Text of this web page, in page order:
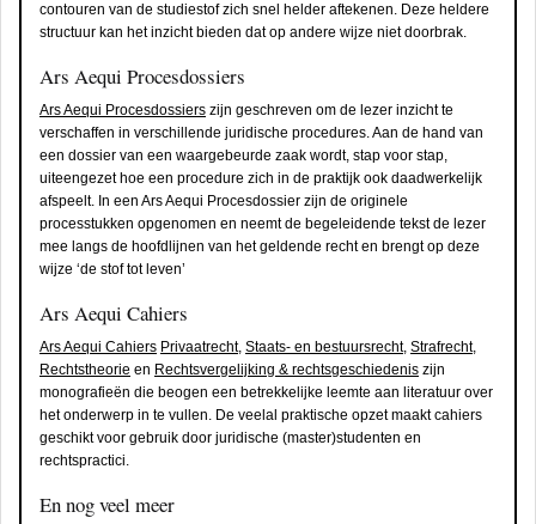
contouren van de studiestof zich snel helder aftekenen. Deze heldere
structuur kan het inzicht bieden dat op andere wijze niet doorbrak.
Ars Aequi Procesdossiers
Ars Aequi Procesdossiers zijn geschreven om de lezer inzicht te
verschaffen in verschillende juridische procedures. Aan de hand van
een dossier van een waargebeurde zaak wordt, stap voor stap,
uiteengezet hoe een procedure zich in de praktijk ook daadwerkelijk
afspeelt. In een Ars Aequi Procesdossier zijn de originele
processtukken opgenomen en neemt de begeleidende tekst de lezer
mee langs de hoofdlijnen van het geldende recht en brengt op deze
wijze ‘de stof tot leven’
Ars Aequi Cahiers
Ars Aequi Cahiers Privaatrecht, Staats- en bestuursrecht, Strafrecht,
Rechtstheorie en Rechtsvergelijking & rechtsgeschiedenis zijn
monografieën die beogen een betrekkelijke leemte aan literatuur over
het onderwerp in te vullen. De veelal praktische opzet maakt cahiers
geschikt voor gebruik door juridische (master)studenten en
rechtspractici.
En nog veel meer